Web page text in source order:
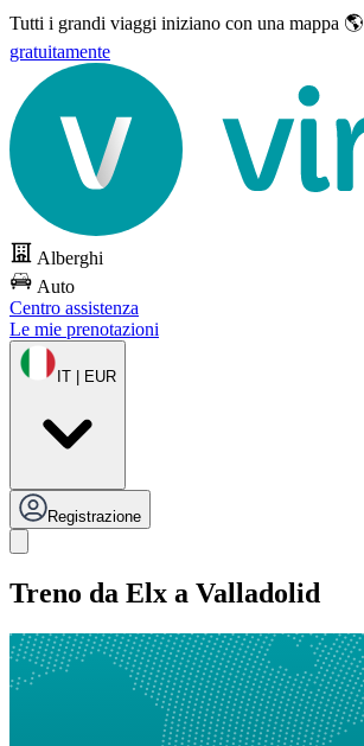
Tutti i grandi viaggi iniziano con una mappa 🌎
gratuitamente
Alberghi
Auto
Centro assistenza
Le mie prenotazioni
IT | EUR
Registrazione
Treno da Elx a Valladolid